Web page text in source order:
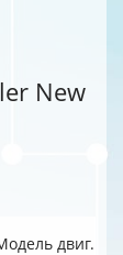
New
двиг.